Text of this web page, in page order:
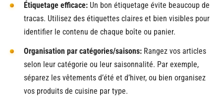
Étiquetage efficace: Un bon étiquetage évite beaucoup de
tracas. Utilisez des étiquettes claires et bien visibles pour
identifier le contenu de chaque boîte ou panier.
Organisation par catégories/saisons: Rangez vos articles
selon leur catégorie ou leur saisonnalité. Par exemple,
séparez les vêtements d’été et d’hiver, ou bien organisez
vos produits de cuisine par type.